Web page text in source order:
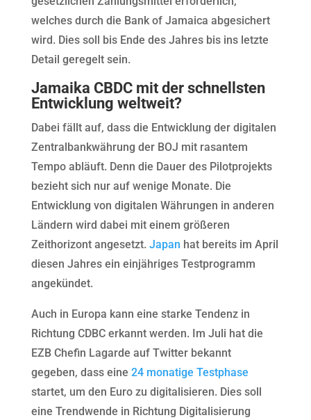
welches durch die Bank of Jamaica abgesichert
wird. Dies soll bis Ende des Jahres bis ins letzte
Detail geregelt sein.
Jamaika CBDC mit der schnellsten
Entwicklung weltweit?
Dabei fällt auf, dass die Entwicklung der digitalen
Zentralbankwährung der BOJ mit rasantem
Tempo abläuft. Denn die Dauer des Pilotprojekts
bezieht sich nur auf wenige Monate. Die
Entwicklung von digitalen Währungen in anderen
Ländern wird dabei mit einem größeren
Zeithorizont angesetzt. Japan hat bereits im April
diesen Jahres ein einjähriges Testprogramm
angekündet.
Auch in Europa kann eine starke Tendenz in
Richtung CDBC erkannt werden. Im Juli hat die
EZB Chefin Lagarde auf Twitter bekannt
gegeben, dass eine 24 monatige Testphase
startet, um den Euro zu digitalisieren. Dies soll
eine Trendwende in Richtung Digitalisierung